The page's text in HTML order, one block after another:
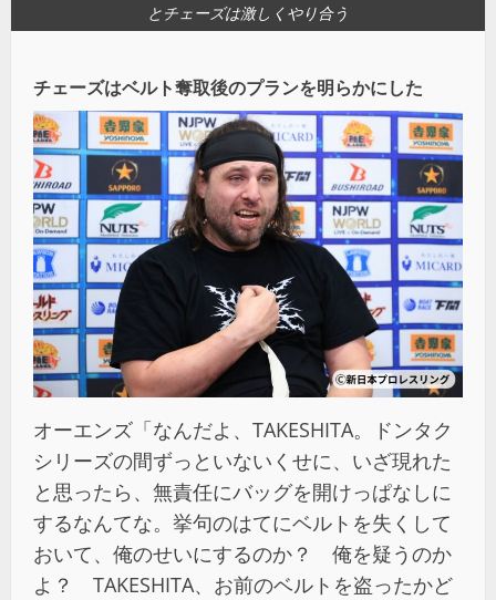
とチェーズは激しくやり合う
チェーズはベルト奪取後のプランを明らかにした
オーエンズ「なんだよ、TAKESHITA。ドンタク
シリーズの間ずっといないくせに、いざ現れた
と思ったら、無責任にバッグを開けっぱなしに
するなんてな。挙句のはてにベルトを失くして
おいて、俺のせいにするのか？ 俺を疑うのか
よ？ TAKESHITA、お前のベルトを盗ったかど